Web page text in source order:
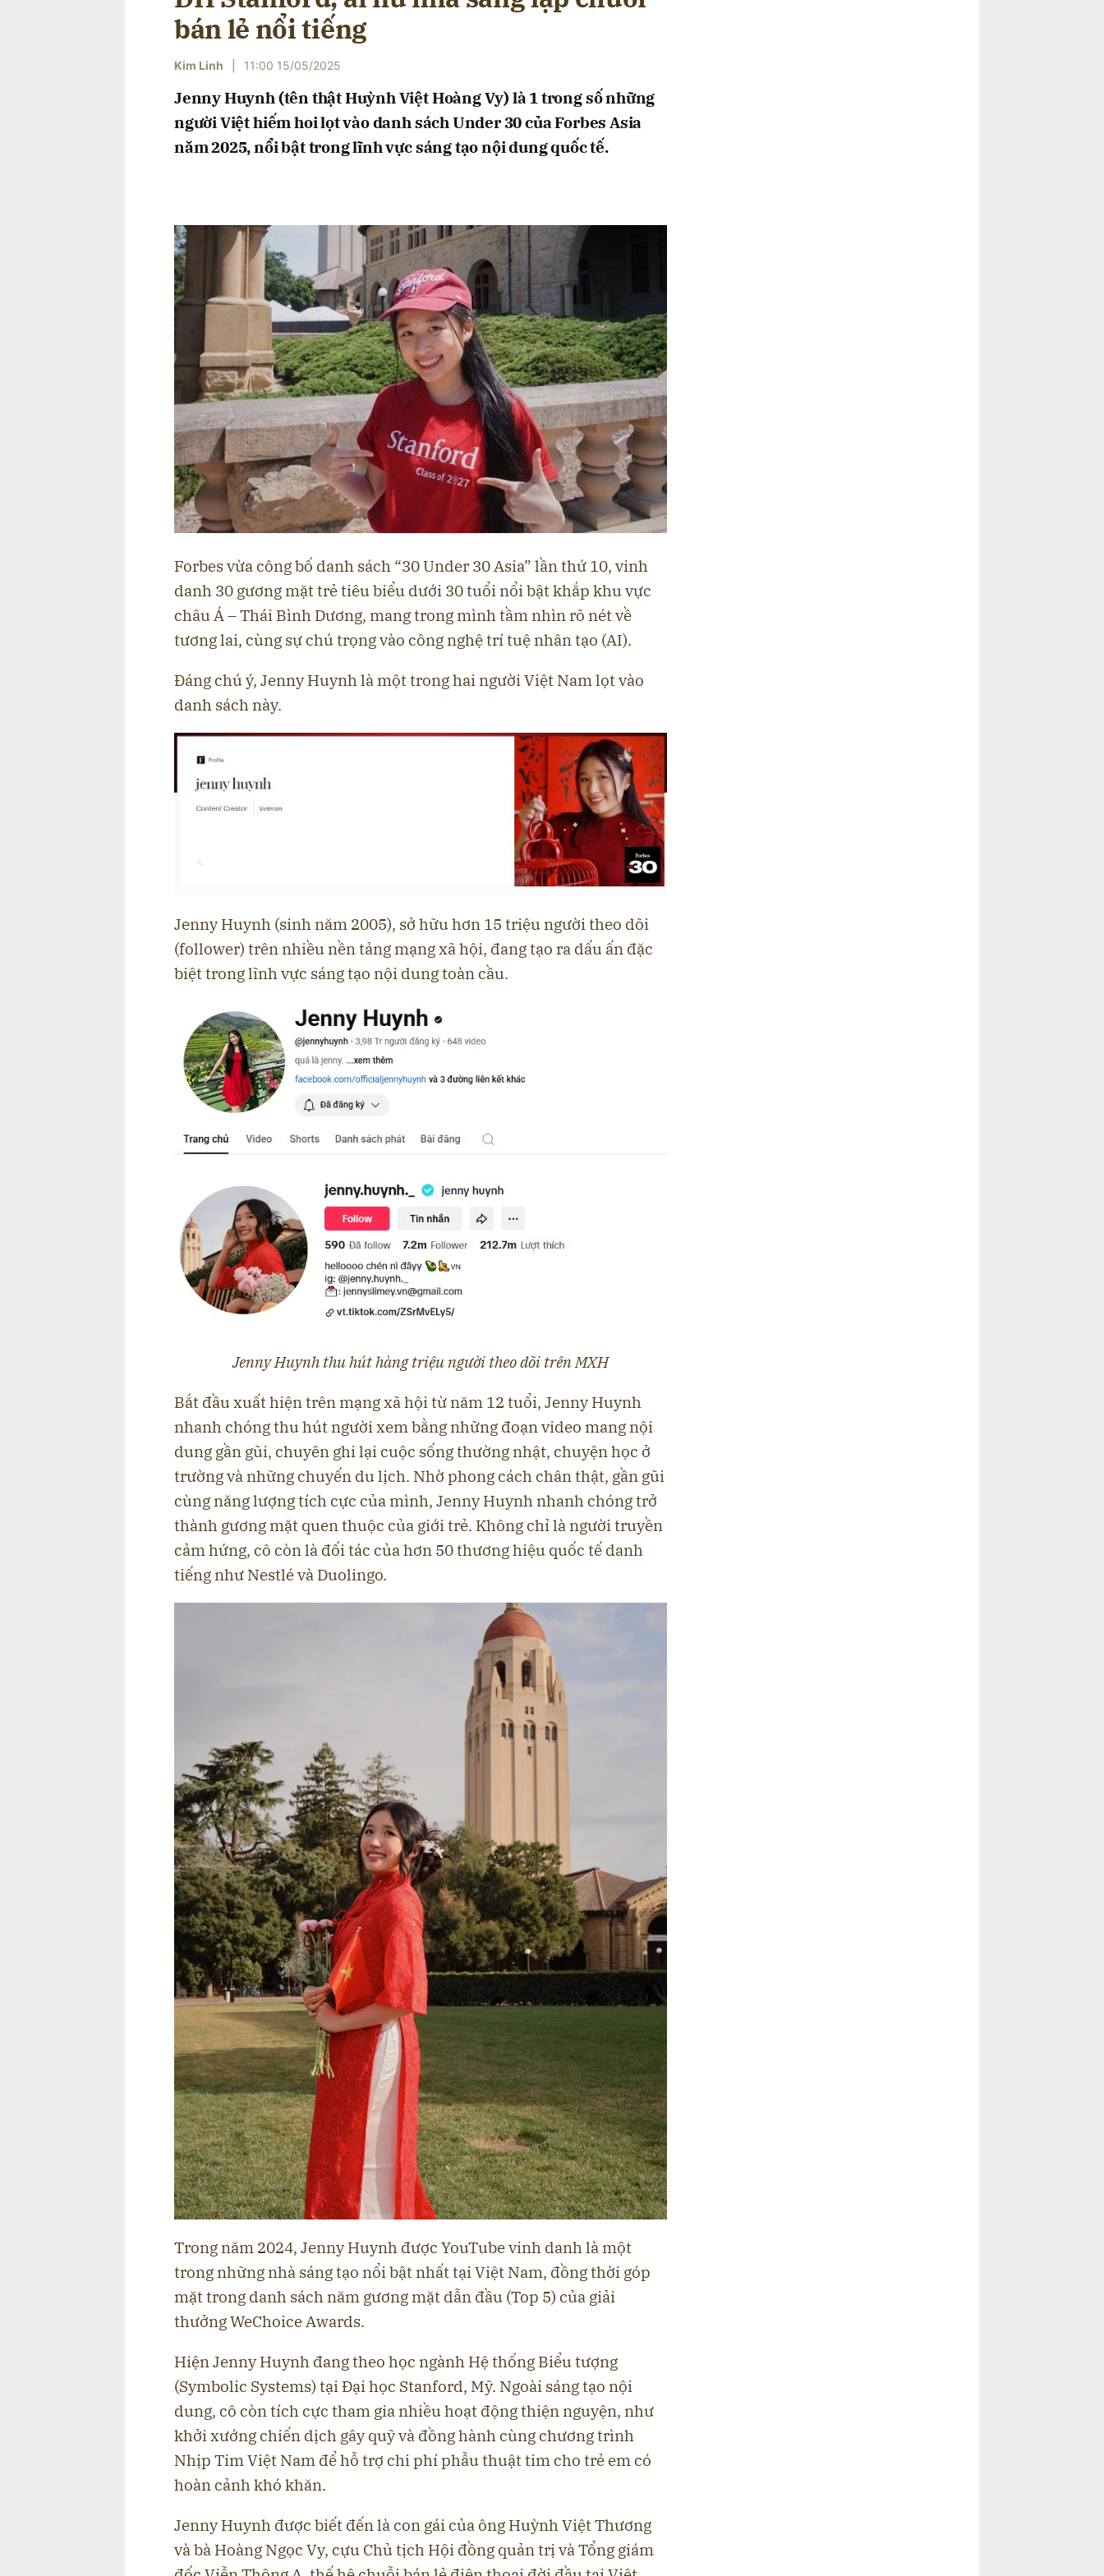
bán lẻ nổi tiếng
Kim Linh 11:00 15/05/2025
Jenny Huynh (tên thật Huỳnh Việt Hoàng Vy) là 1 trong số những
người Việt hiếm hoi lọt vào danh sách Under 30 của Forbes Asia
năm 2025, nổi bật trong lĩnh vực sáng tạo nội dung quốc tế.
Forbes vừa công bố danh sách “30 Under 30 Asia” lần thứ 10, vinh
danh 30 gương mặt trẻ tiêu biểu dưới 30 tuổi nổi bật khắp khu vực
châu Á – Thái Bình Dương, mang trong mình tầm nhìn rõ nét về
tương lai, cùng sự chú trọng vào công nghệ trí tuệ nhân tạo (AI).
Đáng chú ý, Jenny Huynh là một trong hai người Việt Nam lọt vào
danh sách này.
Jenny Huynh (sinh năm 2005), sở hữu hơn 15 triệu người theo dõi
(follower) trên nhiều nền tảng mạng xã hội, đang tạo ra dấu ấn đặc
biệt trong lĩnh vực sáng tạo nội dung toàn cầu.
Jenny Huynh thu hút hàng triệu người theo dõi trên MXH
Bắt đầu xuất hiện trên mạng xã hội từ năm 12 tuổi, Jenny Huynh
nhanh chóng thu hút người xem bằng những đoạn video mang nội
dung gần gũi, chuyên ghi lại cuộc sống thường nhật, chuyện học ở
trường và những chuyến du lịch. Nhờ phong cách chân thật, gần gũi
cùng năng lượng tích cực của mình, Jenny Huynh nhanh chóng trở
thành gương mặt quen thuộc của giới trẻ. Không chỉ là người truyền
cảm hứng, cô còn là đối tác của hơn 50 thương hiệu quốc tế danh
tiếng như Nestlé và Duolingo.
Trong năm 2024, Jenny Huynh được YouTube vinh danh là một
trong những nhà sáng tạo nổi bật nhất tại Việt Nam, đồng thời góp
mặt trong danh sách năm gương mặt dẫn đầu (Top 5) của giải
thưởng WeChoice Awards.
Hiện Jenny Huynh đang theo học ngành Hệ thống Biểu tượng
(Symbolic Systems) tại Đại học Stanford, Mỹ. Ngoài sáng tạo nội
dung, cô còn tích cực tham gia nhiều hoạt động thiện nguyện, như
khởi xướng chiến dịch gây quỹ và đồng hành cùng chương trình
Nhịp Tim Việt Nam để hỗ trợ chi phí phẫu thuật tim cho trẻ em có
hoàn cảnh khó khăn.
Jenny Huynh được biết đến là con gái của ông Huỳnh Việt Thương
và bà Hoàng Ngọc Vy, cựu Chủ tịch Hội đồng quản trị và Tổng giám